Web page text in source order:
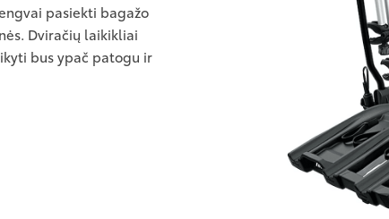
pasiekti bagažo
Dviračių laikikliai
bus ypač patogu ir